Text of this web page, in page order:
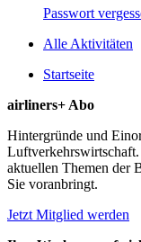
Passwort
Alle Aktivitäten
Startseite
airliners+ Abo
Hintergründe und
aktuellen Themen der
Sie voranbringt.
Jetzt Mitglied werden